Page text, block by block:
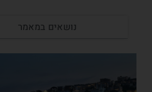
נושאים במאמר